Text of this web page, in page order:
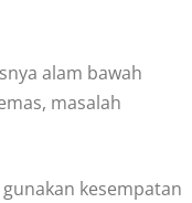
alam bawah
masalah
kesempatan